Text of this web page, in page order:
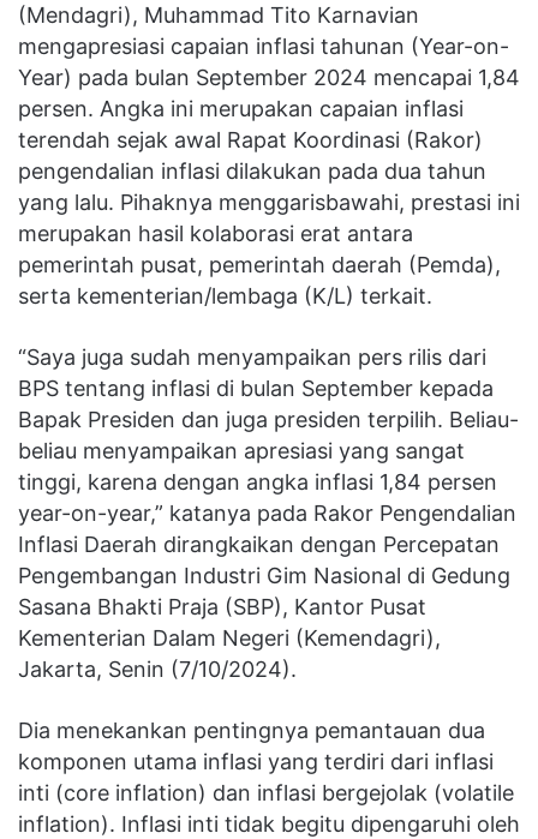
(Mendagri), Muhammad Tito Karnavian
mengapresiasi capaian inflasi tahunan (Year-on-
Year) pada bulan September 2024 mencapai 1,84
persen. Angka ini merupakan capaian inflasi
terendah sejak awal Rapat Koordinasi (Rakor)
pengendalian inflasi dilakukan pada dua tahun
yang lalu. Pihaknya menggarisbawahi, prestasi ini
merupakan hasil kolaborasi erat antara
pemerintah pusat, pemerintah daerah (Pemda),
serta kementerian/lembaga (K/L) terkait.
“Saya juga sudah menyampaikan pers rilis dari
BPS tentang inflasi di bulan September kepada
Bapak Presiden dan juga presiden terpilih. Beliau-
beliau menyampaikan apresiasi yang sangat
tinggi, karena dengan angka inflasi 1,84 persen
year-on-year,” katanya pada Rakor Pengendalian
Inflasi Daerah dirangkaikan dengan Percepatan
Pengembangan Industri Gim Nasional di Gedung
Sasana Bhakti Praja (SBP), Kantor Pusat
Kementerian Dalam Negeri (Kemendagri),
Jakarta, Senin (7/10/2024).
Dia menekankan pentingnya pemantauan dua
komponen utama inflasi yang terdiri dari inflasi
inti (core inflation) dan inflasi bergejolak (volatile
inflation). Inflasi inti tidak begitu dipengaruhi oleh